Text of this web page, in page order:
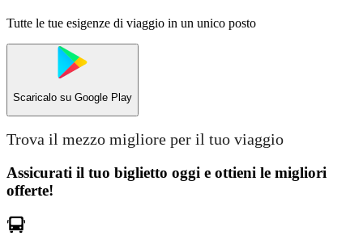
Tutte le tue esigenze di viaggio in un unico posto
Scaricalo su Google Play
Trova il mezzo migliore per il tuo viaggio
Assicurati il ​​tuo biglietto oggi e ottieni le migliori
offerte!